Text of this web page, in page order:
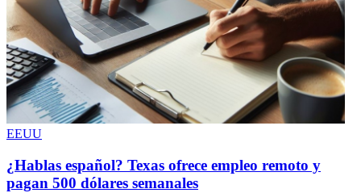
EEUU
¿Hablas español? Texas ofrece empleo remoto y
pagan 500 dólares semanales